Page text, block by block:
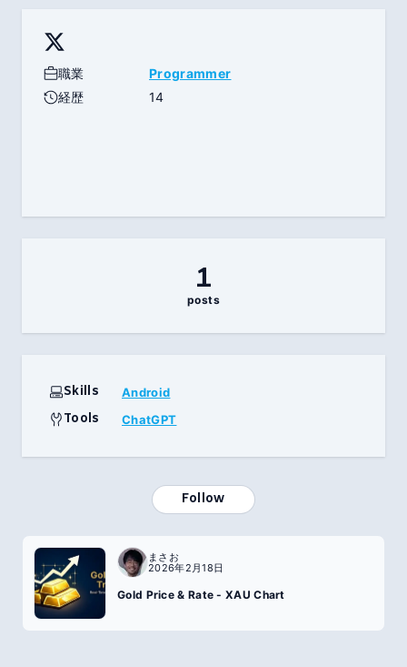
職業
Programmer
経歴
14
1
posts
Skills Android
Tools ChatGPT
Follow
まさお
2026年2月18日
Gold Price & Rate - XAU Chart